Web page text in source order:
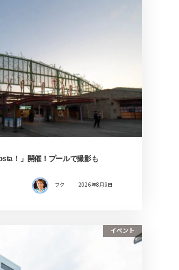
！」開催！プールで撮影も
フク 2026年8月9日
イベント